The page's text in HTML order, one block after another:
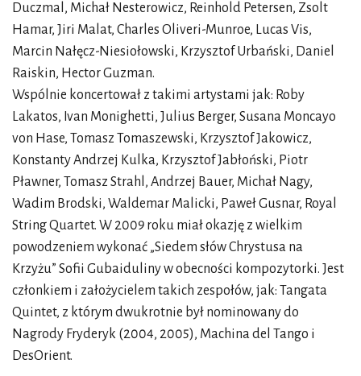
Duczmal, Michał Nesterowicz, Reinhold Petersen, Zsolt
Hamar, Jiri Malat, Charles Oliveri-Munroe, Lucas Vis,
Marcin Nałęcz-Niesiołowski, Krzysztof Urbański, Daniel
Raiskin, Hector Guzman.
Wspólnie koncertował z takimi artystami jak: Roby
Lakatos, Ivan Monighetti, Julius Berger, Susana Moncayo
von Hase, Tomasz Tomaszewski, Krzysztof Jakowicz,
Konstanty Andrzej Kulka, Krzysztof Jabłoński, Piotr
Pławner, Tomasz Strahl, Andrzej Bauer, Michał Nagy,
Wadim Brodski, Waldemar Malicki, Paweł Gusnar, Royal
String Quartet. W 2009 roku miał okazję z wielkim
powodzeniem wykonać „Siedem słów Chrystusa na
Krzyżu” Sofii Gubaiduliny w obecności kompozytorki. Jest
członkiem i założycielem takich zespołów, jak: Tangata
Quintet, z którym dwukrotnie był nominowany do
Nagrody Fryderyk (2004, 2005), Machina del Tango i
DesOrient.